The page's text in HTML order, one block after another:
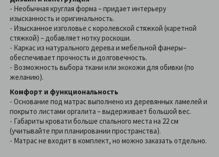
- Необычная круглая форма – придает интерьеру
изысканность и оригинальность.
- Изысканное изголовье с королевской стяжкой (каретной
стяжкой) – добавляет нотку роскоши.
- Каркас из натурального дерева и мебельной фанеры–
обеспечивает прочность и долговечность.
- Возможность выбора ткани или экокожи для обивки (по
желанию).
Комфорт и функциональность
- Основание под матрас выполнено из деревянных ламелей и
покрыто листами оргалита – выдерживает большой вес.
- Габариты кровати больше спального места на 22 см
(учитывайте при планировании пространства).
- Матрас не входит в комплект, но можно заказать отдельно.